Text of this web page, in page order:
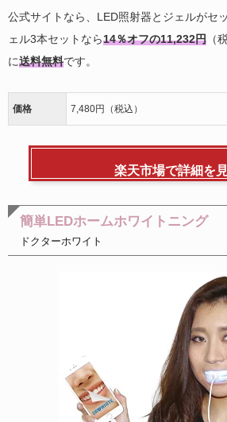
公式サイトなら、LED照射器とジェルがセ
ェル3本セットなら14％オフの11,232円 （
に送料無料です。
価格 7,480円（税込）
楽天市場で詳細を
簡単LEDホームホワイトニング
ドクターホワイト